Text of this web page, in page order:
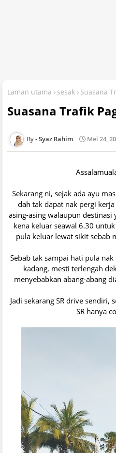
Laman utama sesak Suasana
Suasana Trafik
Syaz Rahim Mei 24,
Sekarang ni, sejak ada ayu
dah tak dapat nak pergi
asing-asing walaupun destinasi
kena keluar seawal 6.30
pula keluar lewat sikit sebab
Sebab tak sampai hati pula
kadang, mesti terlengah
menyebabkan abang-abang
Jadi sekarang SR drive sendiri,
SR hanya